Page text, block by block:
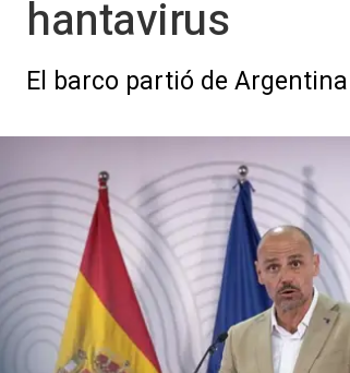
hantavirus
El barco partió de